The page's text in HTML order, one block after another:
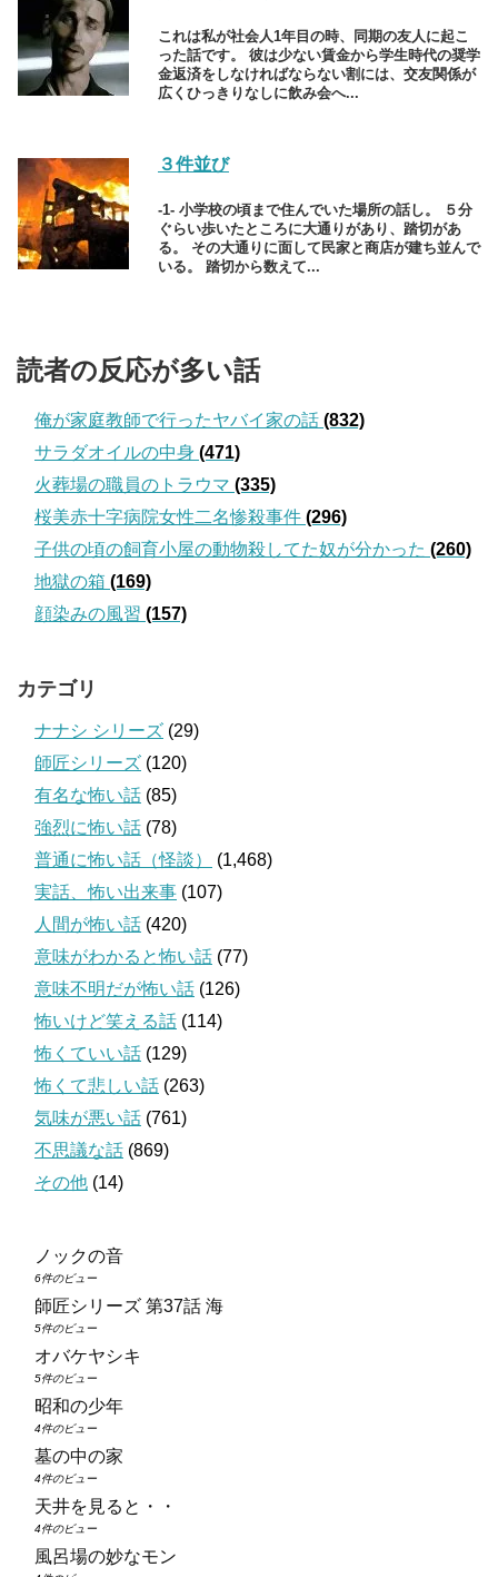
これは私が社会人1年目の時、同期の友人に起こ
った話です。 彼は少ない賃金から学生時代の奨学
金返済をしなければならない割には、交友関係が
広くひっきりなしに飲み会へ...
３件並び
-1- 小学校の頃まで住んでいた場所の話し。 ５分
ぐらい歩いたところに大通りがあり、踏切があ
る。 その大通りに面して民家と商店が建ち並んで
いる。 踏切から数えて...
読者の反応が多い話
俺が家庭教師で行ったヤバイ家の話 (832)
サラダオイルの中身 (471)
火葬場の職員のトラウマ (335)
桜美赤十字病院女性二名惨殺事件 (296)
子供の頃の飼育小屋の動物殺してた奴が分かった (260)
地獄の箱 (169)
顔染みの風習 (157)
カテゴリ
ナナシ シリーズ (29)
師匠シリーズ (120)
有名な怖い話 (85)
強烈に怖い話 (78)
普通に怖い話（怪談）
(1,468)
実話、怖い出来事 (107)
人間が怖い話 (420)
意味がわかると怖い話 (77)
意味不明だが怖い話 (126)
怖いけど笑える話 (114)
怖くていい話 (129)
怖くて悲しい話 (263)
気味が悪い話 (761)
不思議な話 (869)
その他 (14)
ノックの音
6件のビュー
師匠シリーズ 第37話 海
5件のビュー
オバケヤシキ
5件のビュー
昭和の少年
4件のビュー
墓の中の家
4件のビュー
天井を見ると・・
4件のビュー
風呂場の妙なモン